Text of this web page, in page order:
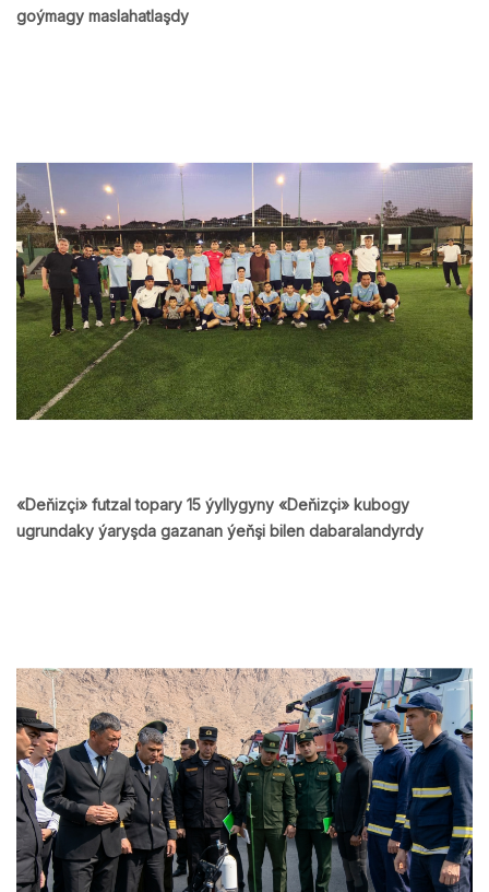
goýmagy maslahatlaşdy
«Deňizçi» futzal topary 15 ýyllygyny «Deňizçi» kubogy
ugrundaky ýaryşda gazanan ýeňşi bilen dabaralandyrdy